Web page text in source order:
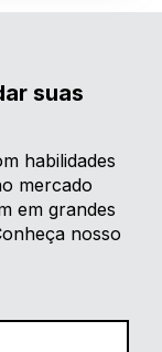
suas
habilidades
mercado
em grandes
nosso